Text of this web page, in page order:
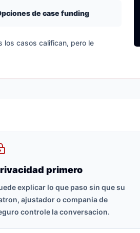
de case funding
los casos califican, pero le
primero
explicar lo que paso sin que su
ajustador o compania de
controle la conversacion.